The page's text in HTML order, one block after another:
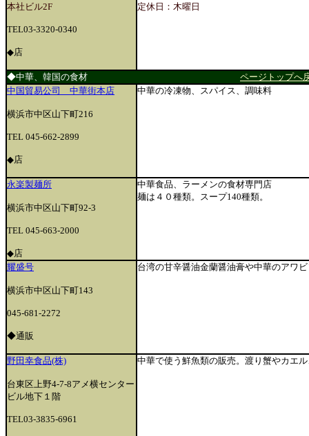
本社ビル2F
TEL03-3320-0340
◆店
定休日：木曜日
◆中華、韓国の食材 ページトップへ
中国貿易公司 中華街本店
横浜市中区山下町216
TEL 045-662-2899
◆店
中華の冷凍物、スパイス、調味料
永楽製麺所
横浜市中区山下町92-3
TEL 045-663-2000
◆店
中華食品、ラーメンの食材専門店
麺は４０種類。スープ140種類。
耀盛号
横浜市中区山下町143
045-681-2272
◆通販
台湾の甘辛醤油金蘭醤油膏や中華のアワ
野田幸食品(株)
台東区上野4-7-8アメ横センター
ビル地下１階
TEL03-3835-6961
中華で使う鮮魚類の販売。渡り蟹やカエ